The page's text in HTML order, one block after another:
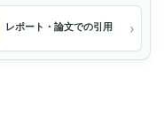
レポート・論文での引用 ›